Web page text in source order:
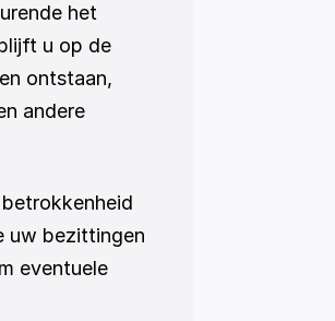
het
u op de
ontstaan,
andere
uw bezittingen
eventuele